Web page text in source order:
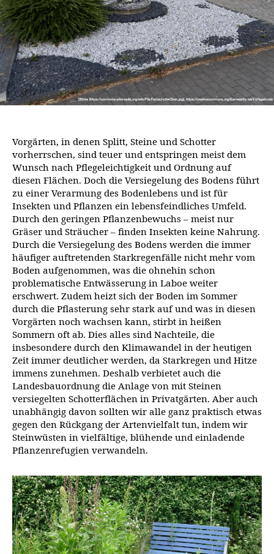
Vorgärten, in denen Splitt, Steine und Schotter
vorherrschen, sind teuer und entspringen meist dem
Wunsch nach Pflegeleichtigkeit und Ordnung auf
diesen Flächen. Doch die Versiegelung des Bodens führt
zu einer Verarmung des Bodenlebens und ist für
Insekten und Pflanzen ein lebensfeindliches Umfeld.
Durch den geringen Pflanzenbewuchs – meist nur
Gräser und Sträucher – finden Insekten keine Nahrung.
Durch die Versiegelung des Bodens werden die immer
häufiger auftretenden Starkregenfälle nicht mehr vom
Boden aufgenommen, was die ohnehin schon
problematische Entwässerung in Laboe weiter
erschwert. Zudem heizt sich der Boden im Sommer
durch die Pflasterung sehr stark auf und was in diesen
Vorgärten noch wachsen kann, stirbt in heißen
Sommern oft ab. Dies alles sind Nachteile, die
insbesondere durch den Klimawandel in der heutigen
Zeit immer deutlicher werden, da Starkregen und Hitze
immens zunehmen. Deshalb verbietet auch die
Landesbauordnung die Anlage von mit Steinen
versiegelten Schotterflächen in Privatgärten. Aber auch
unabhängig davon sollten wir alle ganz praktisch etwas
gegen den Rückgang der Artenvielfalt tun, indem wir
Steinwüsten in vielfältige, blühende und einladende
Pflanzenrefugien verwandeln.